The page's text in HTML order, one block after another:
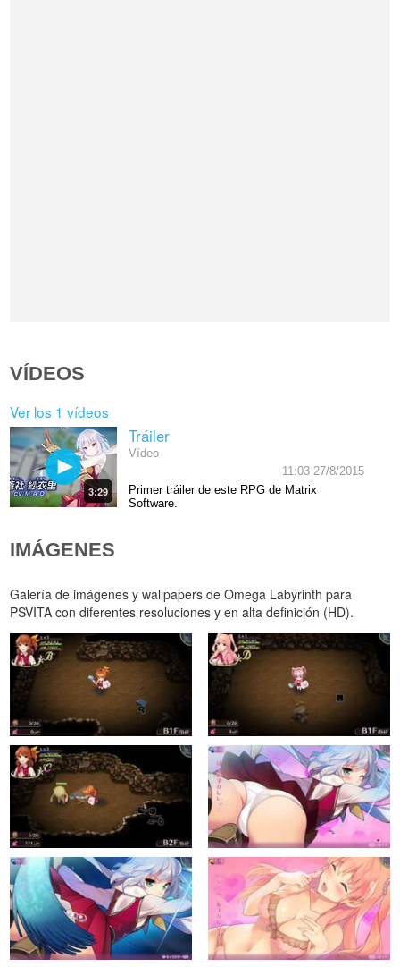
VÍDEOS
Ver los 1 vídeos
3:29
Tráiler
Vídeo
11:03 27/8/2015
Primer tráiler de este RPG de Matrix
Software.
IMÁGENES
Galería de imágenes y wallpapers de Omega Labyrinth para
PSVITA con diferentes resoluciones y en alta definición (HD).